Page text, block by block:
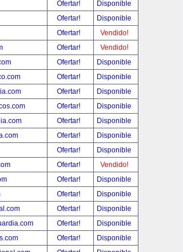
Ofertar!
Disponible
Ofertar!
Disponible
Ofertar!
Vendido!
Ofertar!
Vendido!
Ofertar!
Disponible
Ofertar!
Disponible
Ofertar!
Disponible
Ofertar!
Disponible
Ofertar!
Disponible
Ofertar!
Disponible
Ofertar!
Disponible
Ofertar!
Vendido!
Ofertar!
Disponible
Ofertar!
Disponible
Ofertar!
Disponible
Ofertar!
Disponible
Ofertar!
Disponible